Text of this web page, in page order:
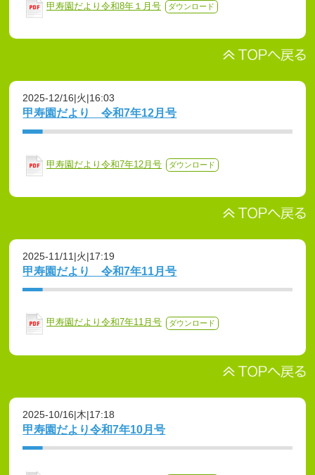
甲寿園だより令和8年１月号 ダウンロード
2025-12/16|火|16:03
甲寿園だより 令和7年12月号
甲寿園だより令和7年12月号 ダウンロード
2025-11/11|火|17:19
甲寿園だより 令和7年11月号
甲寿園だより令和7年11月号 ダウンロード
2025-10/16|木|17:18
甲寿園だより令和7年10月号